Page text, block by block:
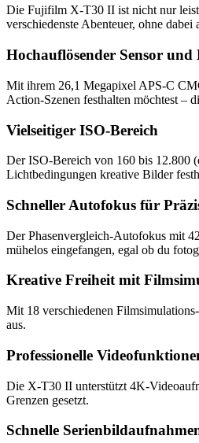
Die Fujifilm X-T30 II ist nicht nur
verschiedenste Abenteuer, ohne
Hochauflösender Sensor und
Mit ihrem 26,1 Megapixel APS-C
Action-Szenen festhalten möchtest –
Vielseitiger ISO-Bereich
Der ISO-Bereich von 160 bis 12.800
Lichtbedingungen kreative Bilder
Schneller Autofokus für
Der Phasenvergleich-Autofokus mit
mühelos eingefangen, egal ob du
Kreative Freiheit mit
Mit 18 verschiedenen
aus.
Professionelle
Die X-T30 II unterstützt 4K-
Grenzen gesetzt.
Schnelle